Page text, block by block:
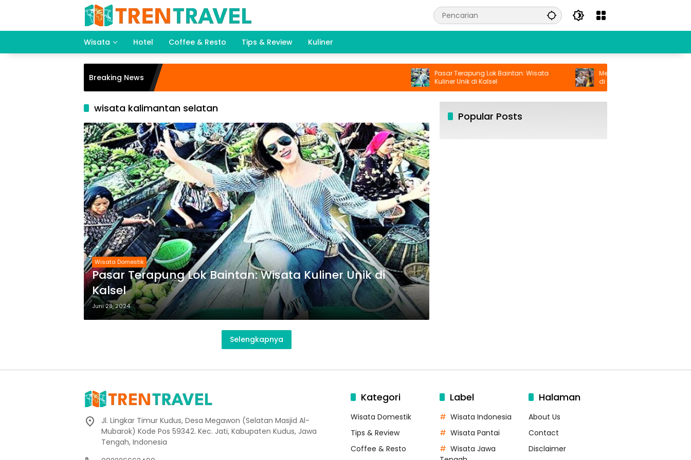
Wisata
Hotel Coffee & Resto Tips & Review Kuliner
Breaking News
Pasar Terapung Lok Baintan: Wisata
Kuliner Unik di Kalsel
Menyaksikan Keindahan Seni
di Uluwatu Bali
wisata kalimantan selatan
Wisata Domestik
Pasar Terapung Lok Baintan: Wisata Kuliner Unik di
Kalsel
Juni 28, 2024
Selengkapnya
Popular Posts
Jl. Lingkar Timur Kudus, Desa Megawon (Selatan Masjid Al-
Mubarok) Kode Pos 59342. Kec. Jati, Kabupaten Kudus, Jawa
Tengah, Indonesia
Kategori
Wisata Domestik
Tips & Review
Coffee & Resto
Label
Wisata Indonesia
Wisata Pantai
Wisata Jawa
Halaman
About Us
Contact
Disclaimer